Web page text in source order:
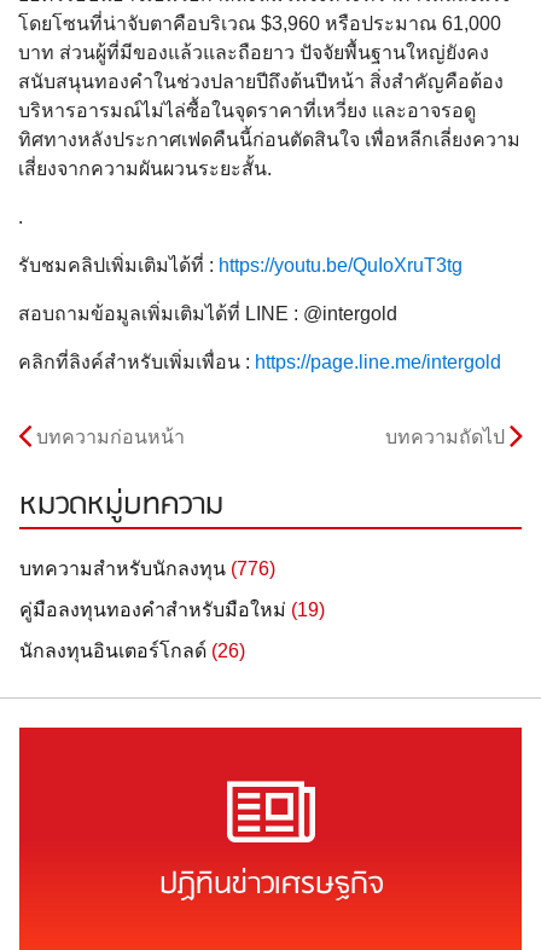
โดยโซนที่น่าจับตาคือบริเวณ $3,960 หรือประมาณ 61,000
บาท ส่วนผู้ที่มีของแล้วและถือยาว ปัจจัยพื้นฐานใหญ่ยังคง
สนับสนุนทองคำในช่วงปลายปีถึงต้นปีหน้า สิ่งสำคัญคือต้อง
บริหารอารมณ์ไม่ไล่ซื้อในจุดราคาที่เหวี่ยง และอาจรอดู
ทิศทางหลังประกาศเฟดคืนนี้ก่อนตัดสินใจ เพื่อหลีกเลี่ยงความ
เสี่ยงจากความผันผวนระยะสั้น.
.
รับชมคลิปเพิ่มเติมได้ที่ : https://youtu.be/QuIoXruT3tg
สอบถามข้อมูลเพิ่มเติมได้ที่ LINE : @intergold
คลิกที่ลิงค์สำหรับเพิ่มเพื่อน : https://page.line.me/intergold
บทความก่อนหน้า บทความถัดไป
หมวดหมู่บทความ
บทความสำหรับนักลงทุน (776)
คู่มือลงทุนทองคำสำหรับมือใหม่ (19)
นักลงทุนอินเตอร์โกลด์ (26)
ปฏิทินข่าวเศรษฐกิจ